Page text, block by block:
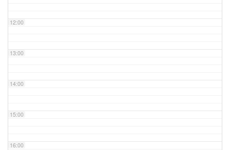
12:00
13:00
14:00
15:00
16:00